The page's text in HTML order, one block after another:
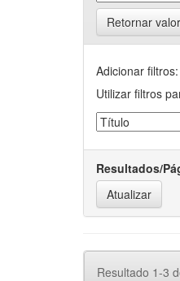
Retornar
Adicionar filtros:
Utilizar filtros
Resultados/
Resultado 1-3